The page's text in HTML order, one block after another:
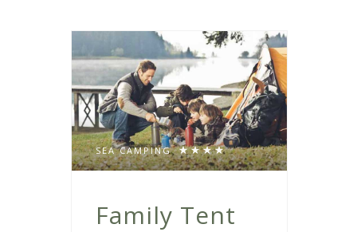
SEA CAMPING
Family Tent